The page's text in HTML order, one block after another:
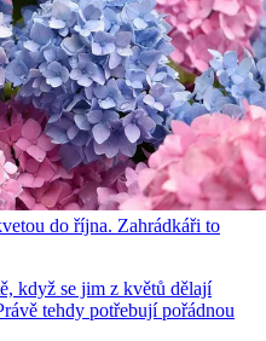
do října. Zahrádkáři to
když se jim z květů dělají
tehdy potřebují pořádnou